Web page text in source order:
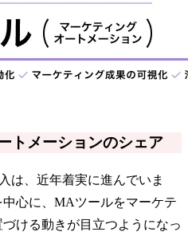
トメーションのシェア
は、近年着実に進んでいま
心に、MAツールをマーケテ
ける動きが目立つようになっ